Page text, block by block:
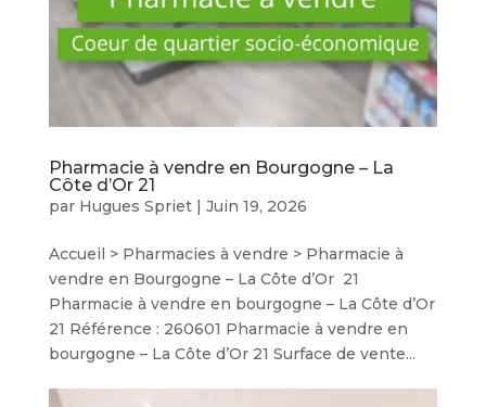
Pharmacie à vendre en Bourgogne – La
Côte d’Or 21
par Hugues Spriet| Juin 19, 2026
Accueil > Pharmacies à vendre > Pharmacie à
vendre en Bourgogne – La Côte d’Or 21
Pharmacie à vendre en bourgogne – La Côte d’Or
21 Référence : 260601 Pharmacie à vendre en
bourgogne – La Côte d’Or 21 Surface de vente...